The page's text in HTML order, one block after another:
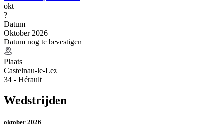
okt
?
Datum
Oktober 2026
Datum nog te bevestigen
Plaats
Castelnau-le-Lez
34 - Hérault
Wedstrijden
oktober 2026